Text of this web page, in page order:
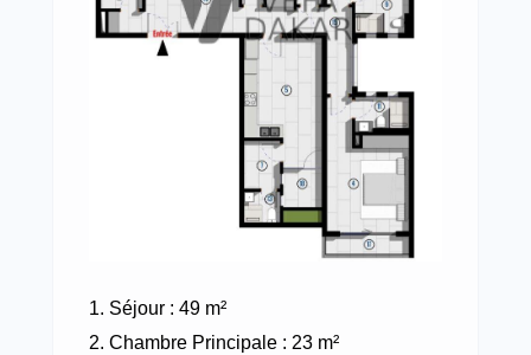
Séjour : 49 m²
Chambre Principale : 23 m²